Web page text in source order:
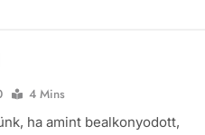
4 Mins
ha amint bealkonyodott,